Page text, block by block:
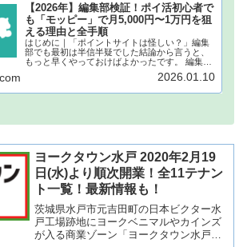
【2026年】編集部検証！ポイ活初心者で
も「モッピー」で月5,000円〜1万円を狙
える理由と全手順
はじめに｜「ポイントサイトは怪しい？」編集
部でも最初は半信半疑でした結論から言うと、
もっと早くやっておけばよかったです。 編集部
でもこれまで何度も「ポイ活」の広告を目にし
てきましたが、本当にお金になるの？個人情報
2026.01.10
ヨークタウン水戸 2020年2月19
日(水)より順次開業！全11テナン
ト一覧！最新情報も！
茨城県水戸市元吉田町の日本ビクター水
戸工場跡地にヨークベニマルやカインズ
が入る商業ゾーン「ヨークタウン水戸」